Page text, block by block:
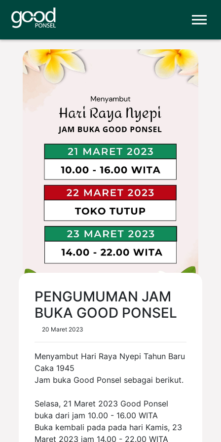
PENGUMUMAN JAM
BUKA GOOD PONSEL
20 Maret 2023
Menyambut Hari Raya Nyepi Tahun Baru
Caka 1945
Jam buka Good Ponsel sebagai berikut.
Selasa, 21 Maret 2023 Good Ponsel
buka dari jam 10.00 - 16.00 WITA
Buka kembali pada pada hari Kamis, 23
Maret 2023 jam 14.00 - 22.00 WITA